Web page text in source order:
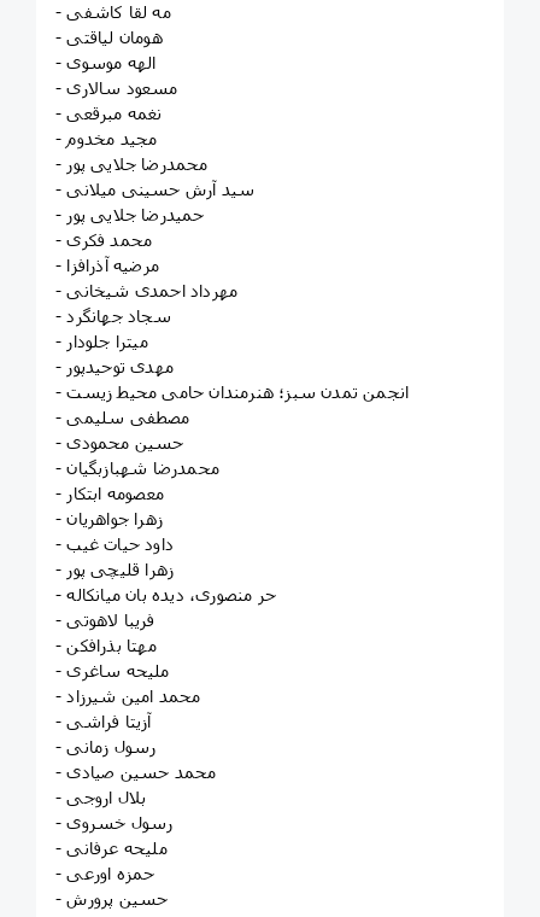
- مه لقا کاشفی
- هومان لیاقتی
- الهه موسوی
- مسعود سالاری
- نغمه مبرقعی
- مجید مخدوم
- محمدرضا جلایی پور
- سید آرش حسینی میلانی
- حمیدرضا جلایی پور
- محمد فکری
- مرضیه آذرافزا
- مهرداد احمدی شیخانی
- سجاد جهانگرد
- میترا جلودار
- مهدی توحیدپور
- انجمن تمدن سبز؛ هنرمندان حامی محیط زیست
- مصطفی سلیمی
- حسین محمودی
- محمدرضا شهبازبگیان
- معصومه ابتکار
- زهرا جواهریان
- داود حیات غیب
- زهرا قلیچی پور
- حر منصوری، دیده بان میانکاله
- فریبا لاهوتی
- مهتا بذرافکن
- ملیحه ساغری
- محمد امین شیرزاد
- آزیتا فراشی
- رسول زمانی
- محمد حسین صیادی
- بلال اروجی
- رسول خسروی
- ملیحه عرفانی
- حمزه اورعی
- حسین پرورش